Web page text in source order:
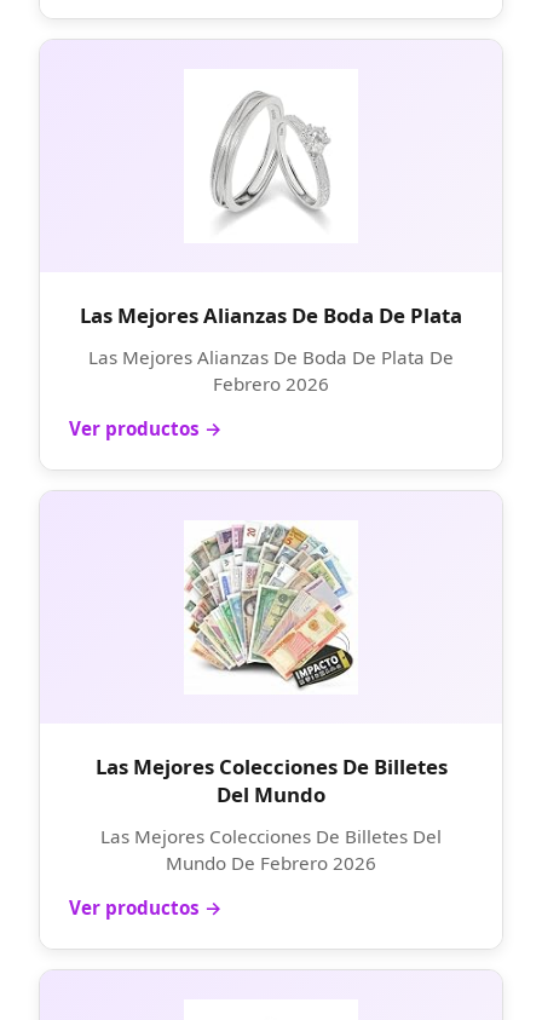
Las Mejores Alianzas De Boda De Plata
Las Mejores Alianzas De Boda De Plata De
Febrero 2026
Ver productos →
Las Mejores Colecciones De Billetes
Del Mundo
Las Mejores Colecciones De Billetes Del
Mundo De Febrero 2026
Ver productos →